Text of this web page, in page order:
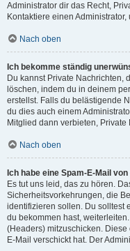
Administrator dir das Recht,
Kontaktiere einen
Nach oben
Ich bekomme ständig
Du kannst Private Nachrichten,
löschen, indem du in deinem
erstellst. Falls du belästigende
du dies auch einem
Mitglied dann verbieten,
Nach oben
Ich habe eine Spam-E-Mail
Es tut uns leid, das zu hören.
Sicherheitsvorkehrungen, die
identifizieren sollen. Du solltest
du bekommen hast,
(Headers) mitzuschicken.
E-Mail verschickt hat. Der